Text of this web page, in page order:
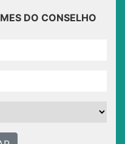
DO CONSELHO